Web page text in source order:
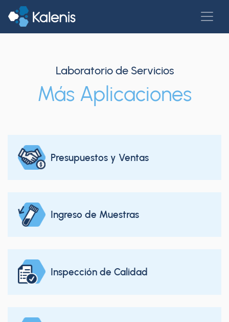
Laboratorio de Servicios
Más Aplicaciones
Presupuestos y Ventas
Ingreso de Muestras
Inspección de Calidad